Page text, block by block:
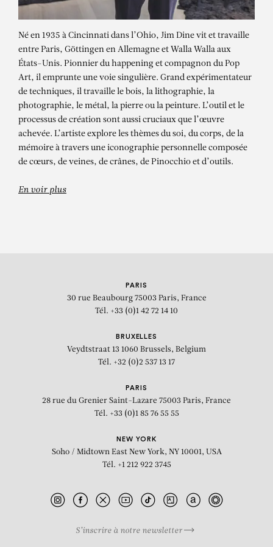
JIM DINE
German Sunshine
Né en 1935 à Cincinnati dans l’Ohio, Jim Dine vit et travaille
entre Paris, Göttingen en Allemagne et Walla Walla aux
États-Unis. Pionnier du happening et compagnon du Pop
Art, il emprunte une voie singulière. Grand expérimentateur
de techniques, il travaille le bois, la lithographie, la
photographie, le métal, la pierre ou la peinture. L’outil et le
processus de création sont aussi cruciaux que l’œuvre
achevée. L’artiste explore les thèmes du soi, du corps, de la
mémoire à travers une iconographie personnelle composée
de cœurs, de veines, de crânes, de Pinocchio et d’outils.
En voir plus
PARIS
30 rue Beaubourg 75003 Paris, France
Tél. +33 (0)1 42 72 14 10
BRUXELLES
Veydtstraat 13 1060 Brussels, Belgium
Tél. +32 (0)2 537 13 17
PARIS
28 rue du Grenier Saint-Lazare 75003 Paris, France
Tél. +33 (0)1 85 76 55 55
NEW YORK
Soho / Midtown East New York, NY 10001, USA
Tél. +1 212 922 3745
S’inscrire à notre newsletter